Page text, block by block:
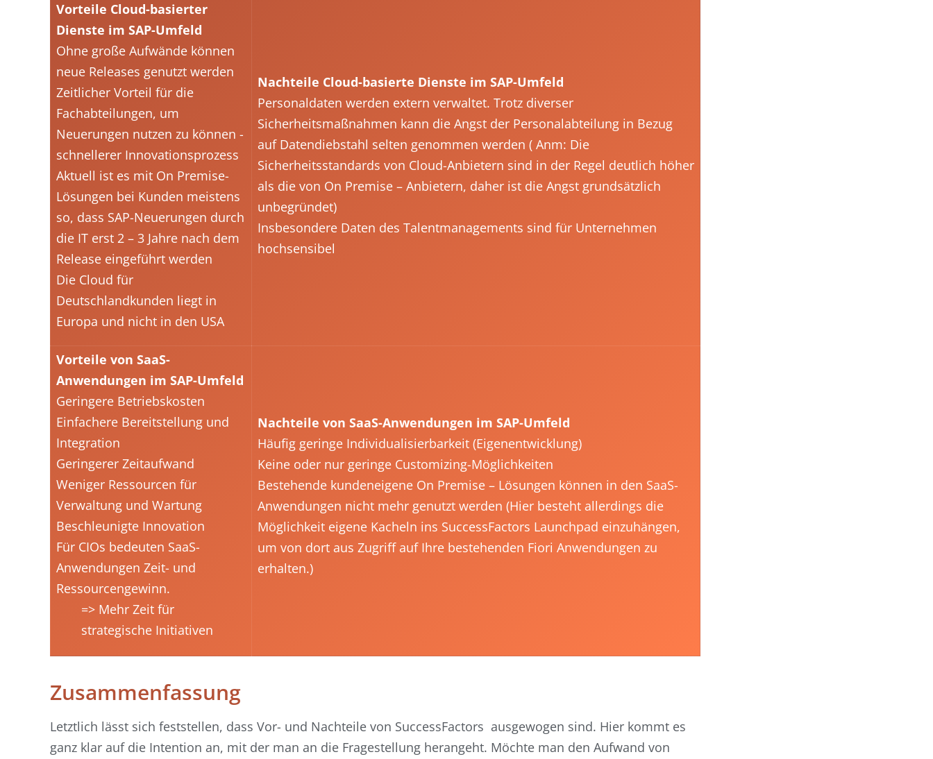
Vorteile Cloud-basierter
Dienste im SAP-Umfeld
Ohne große Aufwände können
neue Releases genutzt werden
Zeitlicher Vorteil für die
Fachabteilungen, um
Neuerungen nutzen zu können -
schnellerer Innovationsprozess
Aktuell ist es mit On Premise-
Lösungen bei Kunden meistens
so, dass SAP-Neuerungen durch
die IT erst 2 – 3 Jahre nach dem
Release eingeführt werden
Die Cloud für
Deutschlandkunden liegt in
Europa und nicht in den USA
Nachteile Cloud-basierte Dienste im SAP-Umfeld
Personaldaten werden extern verwaltet. Trotz diverser
Sicherheitsmaßnahmen kann die Angst der Personalabteilung in Bezug
auf Datendiebstahl selten genommen werden ( Anm: Die
Sicherheitsstandards von Cloud-Anbietern sind in der Regel deutlich höher
als die von On Premise – Anbietern, daher ist die Angst grundsätzlich
unbegründet)
Insbesondere Daten des Talentmanagements sind für Unternehmen
hochsensibel
Vorteile von SaaS-
Anwendungen im SAP-Umfeld
Geringere Betriebskosten
Einfachere Bereitstellung und
Integration
Geringerer Zeitaufwand
Weniger Ressourcen für
Verwaltung und Wartung
Beschleunigte Innovation
Für CIOs bedeuten SaaS-
Anwendungen Zeit- und
Ressourcengewinn.
=> Mehr Zeit für
strategische Initiativen
Nachteile von SaaS-Anwendungen im SAP-Umfeld
Häufig geringe Individualisierbarkeit (Eigenentwicklung)
Keine oder nur geringe Customizing-Möglichkeiten
Bestehende kundeneigene On Premise – Lösungen können in den SaaS-
Anwendungen nicht mehr genutzt werden (Hier besteht allerdings die
Möglichkeit eigene Kacheln ins SuccessFactors Launchpad einzuhängen,
um von dort aus Zugriff auf Ihre bestehenden Fiori Anwendungen zu
erhalten.)
Zusammenfassung
Letztlich lässt sich feststellen, dass Vor- und Nachteile von SuccessFactors ausgewogen sind. Hier kommt es
ganz klar auf die Intention an, mit der man an die Fragestellung herangeht. Möchte man den Aufwand von